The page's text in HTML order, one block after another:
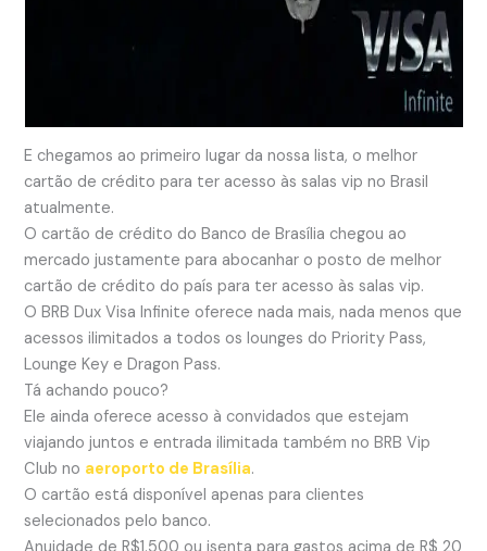
E chegamos ao primeiro lugar da nossa lista, o melhor
cartão de crédito para ter acesso às salas vip no Brasil
atualmente.
O cartão de crédito do Banco de Brasília chegou ao
mercado justamente para abocanhar o posto de melhor
cartão de crédito do país para ter acesso às salas vip.
O BRB Dux Visa Infinite oferece nada mais, nada menos que
acessos ilimitados a todos os lounges do Priority Pass,
Lounge Key e Dragon Pass.
Tá achando pouco?
Ele ainda oferece acesso à convidados que estejam
viajando juntos e entrada ilimitada também no BRB Vip
Club no aeroporto de Brasília.
O cartão está disponível apenas para clientes
selecionados pelo banco.
Anuidade de R$1.500 ou isenta para gastos acima de R$ 20